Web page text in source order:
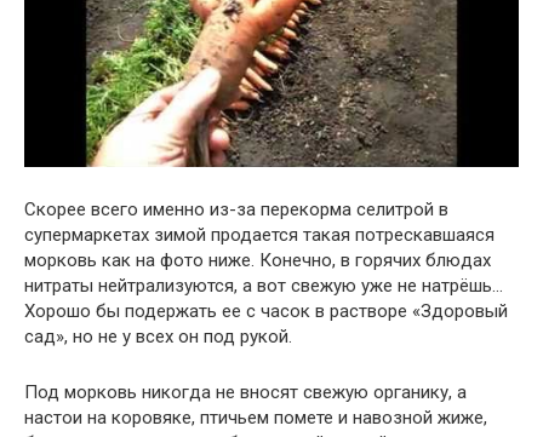
Скорее всего именно из-за перекорма селитрой в
супермаркетах зимой продается такая потрескавшаяся
морковь как на фото ниже. Конечно, в горячих блюдах
нитраты нейтрализуются, а вот свежую уже не натрёшь…
Хорошо бы подержать ее с часок в растворе «Здоровый
сад», но не у всех он под рукой.
Под морковь никогда не вносят свежую органику, а
настои на коровяке, птичьем помете и навозной жиже,